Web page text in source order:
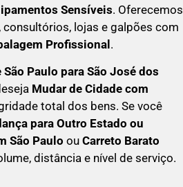
Sensíveis. Oferecemos
lojas e galpões com
Profissional.
Paulo para São José dos
Mudar de Cidade com
total dos bens. Se você
para Outro Estado ou
São Paulo ou Carreto Barato
distância e nível de serviço.